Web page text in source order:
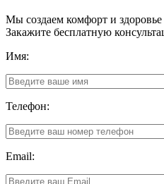
Мы создаем комфорт и
Закажите бесплатную
Имя:
Телефон:
Email: